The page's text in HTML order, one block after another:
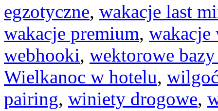
egzotyczne, wakacje last
wakacje premium, wakacje
webhooki, wektorowe
Wielkanoc w hotelu,
pairing, winiety drogowe,